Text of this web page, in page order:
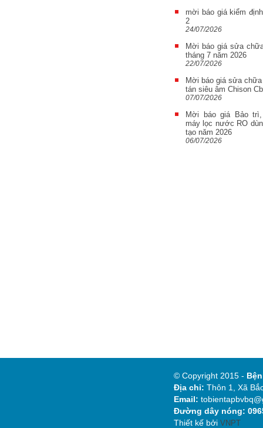
mời báo giá kiểm
2
24/07/2026
Mời báo giá sửa
tháng 7 năm 2026
22/07/2026
Mời báo giá sửa
tán siêu âm Chison
07/07/2026
Mời báo giá Bảo
máy lọc nước RO
tạo năm 2026
06/07/2026
© Copyright 2015 -
Địa chỉ: Thôn 1, Xã
Email:
Đường dây nóng:
Thiết kế bởi VNPT